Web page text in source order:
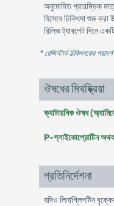
অনুমোদিত প্রারম্ভিক
হিসেবে চিকিৎসা শুরু
রিলিজ ট্যাবলেট দিনে
* রেজিস্টার্ড চিকিৎসকের
ঔষধের মিথষ্ক্রিয়া
ক্যাটায়নিক ঔষধ
P-গ্লাইকোপ্রোটিন
প্রতিনির্দেশনা
যদিও লিনাগ্লিপটিন